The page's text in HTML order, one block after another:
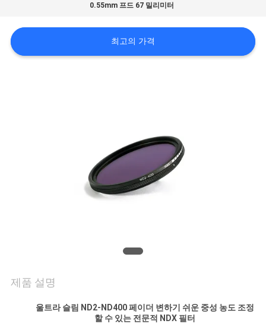
품
질
조
0.55mm 프드 67 밀리미터
최고의 가격
제품 설명
울트라 슬림 ND2-ND400 페이더 변하기 쉬운 중성 농도 조정
할 수 있는 전문적 NDX 필터